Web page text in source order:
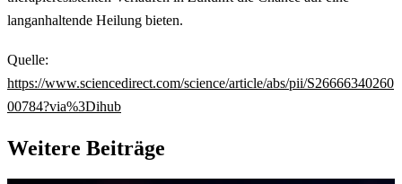
langanhaltende Heilung bieten.
Quelle:
https://www.sciencedirect.com/science/article/abs/pii/S26666340260
00784?via%3Dihub
Weitere Beiträge